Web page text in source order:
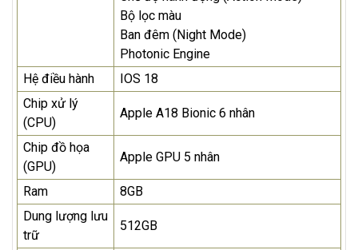
Bộ lọc màu
Ban đêm (Night Mode)
Photonic Engine
Hệ điều hành
IOS 18
Chip xử lý
(CPU)
Apple A18 Bionic 6 nhân
Chip đồ họa
(GPU)
Apple GPU 5 nhân
Ram
8GB
Dung lượng lưu
trữ
512GB